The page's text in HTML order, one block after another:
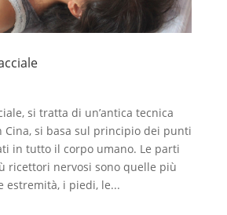
si tratta di un’antica tecnica
si basa sul principio dei punti
in tutto il corpo umano. Le parti
ricettori nervosi sono quelle più
estremità, i piedi, le...